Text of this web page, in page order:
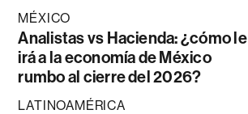
MÉXICO
Analistas vs Hacienda: ¿cómo le
irá a la economía de México
rumbo al cierre del 2026?
LATINOAMÉRICA